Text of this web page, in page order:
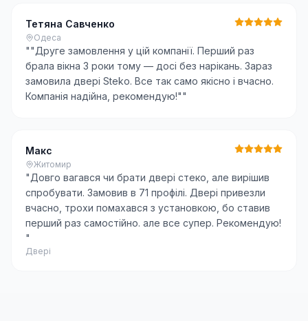
Тетяна Савченко
Одеса
""Друге замовлення у цій компанії. Перший раз
брала вікна 3 роки тому — досі без нарікань. Зараз
замовила двері Steko. Все так само якісно і вчасно.
Компанія надійна, рекомендую!""
Макс
Житомир
"Довго вагався чи брати двері стеко, але вирішив
спробувати. Замовив в 71 профілі. Двері привезли
вчасно, трохи помахався з установкою, бо ставив
перший раз самостійно. але все супер. Рекомендую!
"
Двері